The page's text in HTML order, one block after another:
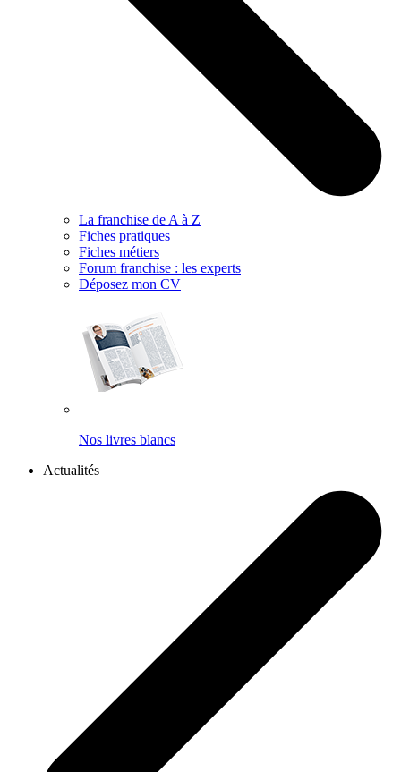
La franchise de A à Z
Fiches pratiques
Fiches métiers
Forum franchise : les experts
Déposez mon CV
Nos livres blancs
Actualités